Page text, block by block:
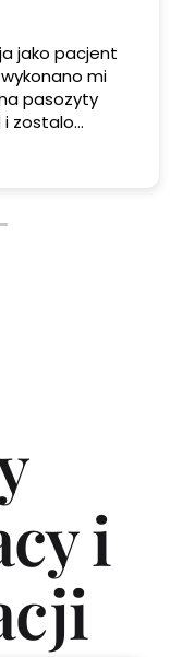
jako pacjent
pasozyty
i